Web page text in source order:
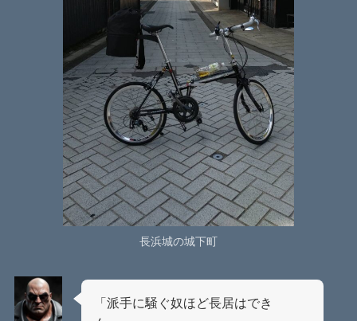
長浜城の城下町
「派手に騒ぐ奴ほど長居はでき